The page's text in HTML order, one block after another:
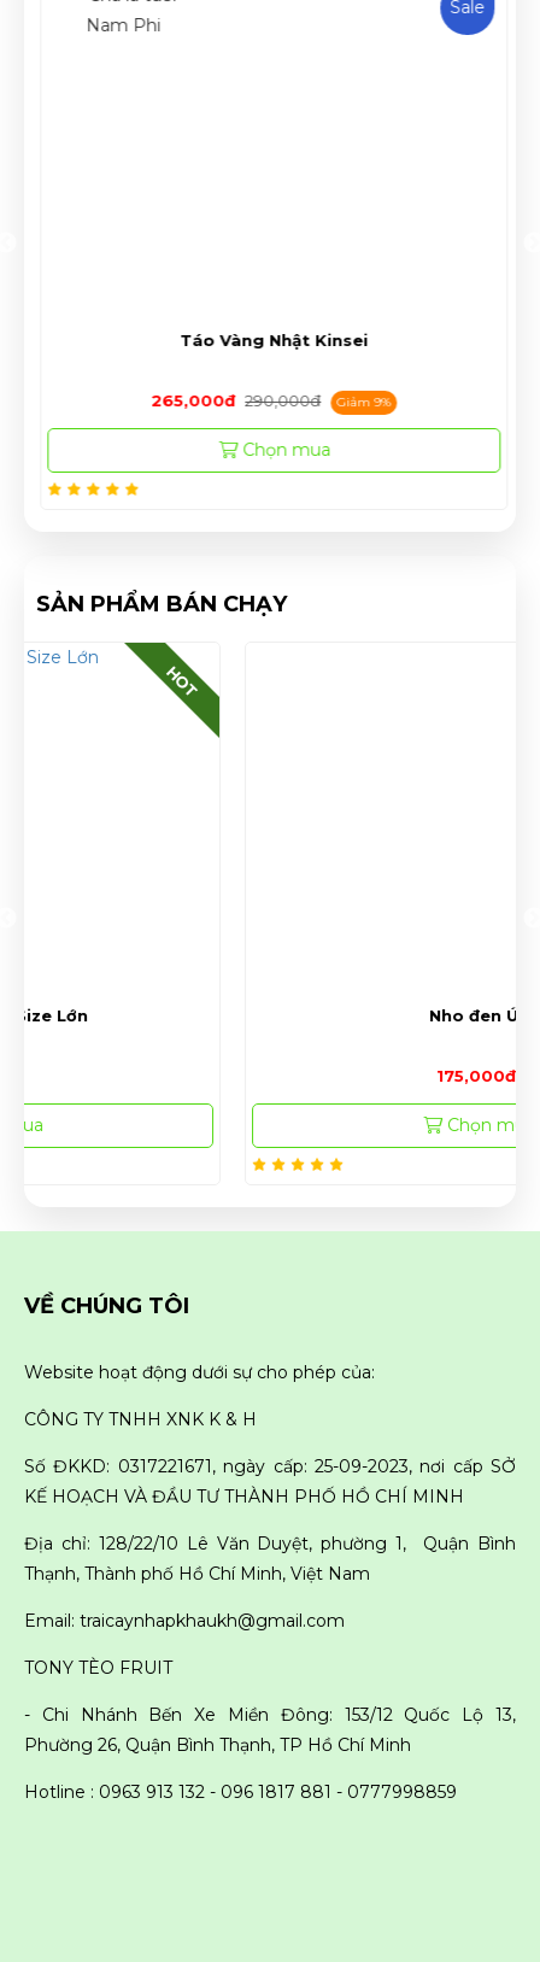
Sale
Táo Vàng Nhật Kinsei
265,000đ 290,000đ Giảm 9%
Chọn mua
SẢN PHẨM BÁN CHẠY
VỀ CHÚNG TÔI
Website hoạt động dưới sự cho phép của:
CÔNG TY TNHH XNK K & H
Số ĐKKD: 0317221671, ngày cấp: 25-09-2023, nơi cấp SỞ
KẾ HOẠCH VÀ ĐẦU TƯ THÀNH PHỐ HỒ CHÍ MINH
Địa chỉ: 128/22/10 Lê Văn Duyệt, phường 1, Quận Bình
Thạnh, Thành phố Hồ Chí Minh, Việt Nam
Email: traicaynhapkhaukh@gmail.com
TONY TÈO FRUIT
- Chi Nhánh Bến Xe Miền Đông: 153/12 Quốc Lộ 13,
Phường 26, Quận Bình Thạnh, TP Hồ Chí Minh
Hotline : 0963 913 132 - 096 1817 881 - 0777998859